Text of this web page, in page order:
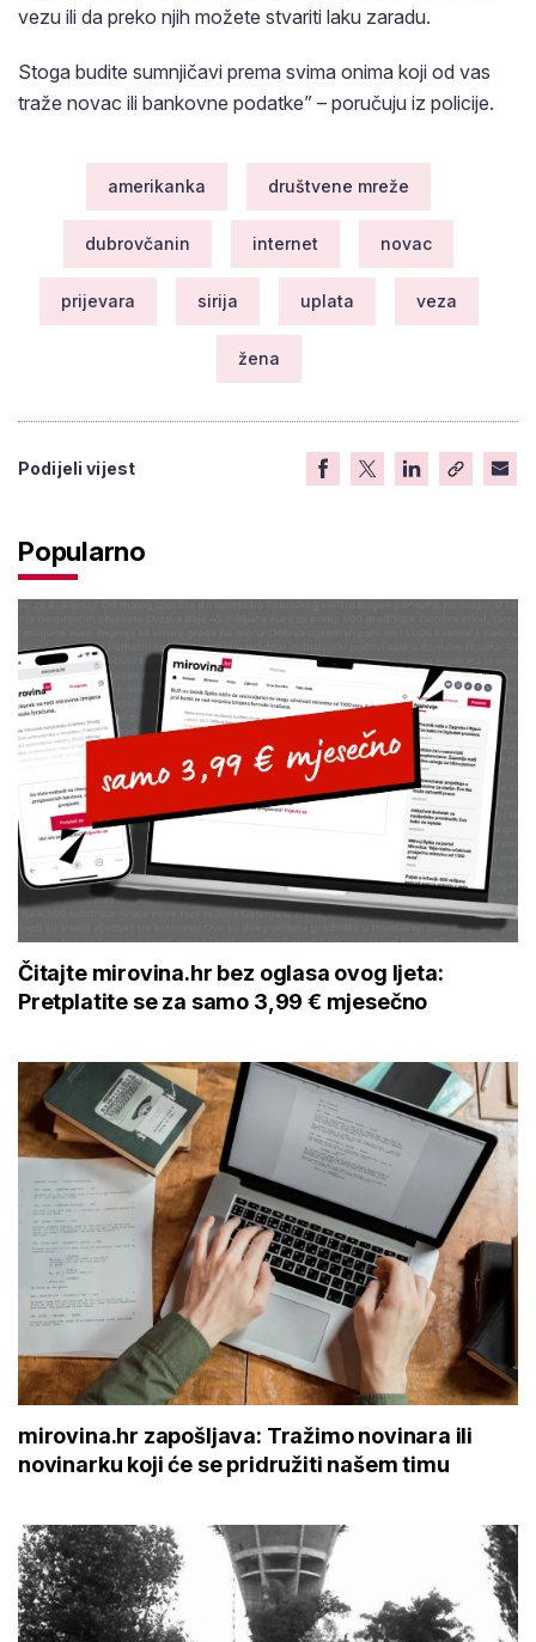
vezu ili da preko njih možete stvariti laku zaradu.
Stoga budite sumnjičavi prema svima onima koji od vas
traže novac ili bankovne podatke” – poručuju iz policije.
amerikanka društvene mreže
dubrovčanin internet novac
prijevara sirija uplata veza
žena
Podijeli vijest
Popularno
Čitajte mirovina.hr bez oglasa ovog ljeta:
Pretplatite se za samo 3,99 € mjesečno
mirovina.hr zapošljava: Tražimo novinara ili
novinarku koji će se pridružiti našem timu